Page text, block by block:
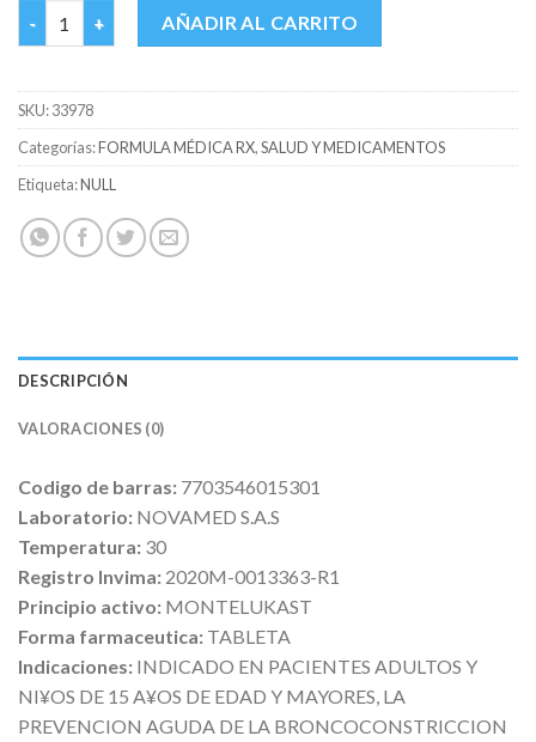
AIROMED 10 MG CAJA X 30 TABS cantidad
AÑADIR AL CARRITO
SKU:33978
Categorías:FORMULA MÉDICA RX,SALUD Y MEDICAMENTOS
Etiqueta:NULL
DESCRIPCIÓN
VALORACIONES (0)
Codigo de barras: 7703546015301
Laboratorio: NOVAMED S.A.S
Temperatura: 30
Registro Invima: 2020M-0013363-R1
Principio activo: MONTELUKAST
Forma farmaceutica: TABLETA
Indicaciones: INDICADO EN PACIENTES ADULTOS Y
NI¥OS DE 15 A¥OS DE EDAD Y MAYORES, LA
PREVENCION AGUDA DE LA BRONCOCONSTRICCION